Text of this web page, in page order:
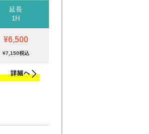
延長
1H
¥6,500
¥7,150税込